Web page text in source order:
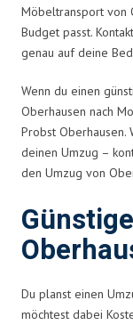
Möbeltransport von
Budget passt.
genau auf deine
Wenn du einen
Oberhausen nach
Probst
deinen Umzug –
den Umzug von
Du planst einen
möchtest dabei